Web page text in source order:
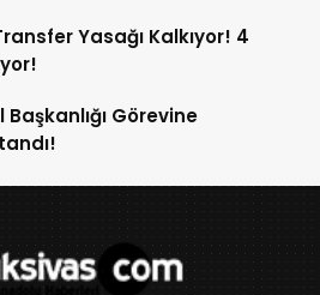
Yasağı Kalkıyor! 4
Başkanlığı Görevine